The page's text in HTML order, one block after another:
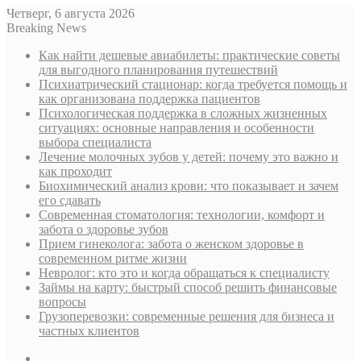
Четверг, 6 августа 2026
Breaking News
Как найти дешевые авиабилеты: практические советы
для выгодного планирования путешествий
Психиатрический стационар: когда требуется помощь и
как организована поддержка пациентов
Психологическая поддержка в сложных жизненных
ситуациях: основные направления и особенности
выбора специалиста
Лечение молочных зубов у детей: почему это важно и
как проходит
Биохимический анализ крови: что показывает и зачем
его сдавать
Современная стоматология: технологии, комфорт и
забота о здоровье зубов
Прием гинеколога: забота о женском здоровье в
современном ритме жизни
Невролог: кто это и когда обращаться к специалисту
Займы на карту: быстрый способ решить финансовые
вопросы
Грузоперевозки: современные решения для бизнеса и
частных клиентов